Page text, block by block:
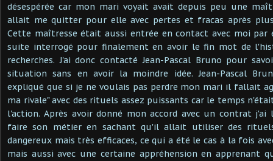
désespérée car mon mari voyait avait depuis peu une
allait me quitter pour elle avec pertes et fracas après
Cette maîtresse était aussi entrée en contact avec moi par
suite interrogé pour finalement en avoir le fin mot de
recherches. J'ai donc contacté Jean-Pascal Bruno pour
situation sans en avoir la moindre idée. Jean-Pascal
expliqué que si je ne voulais pas perdre mon mari il fallait
ma rivale" avec des rituels assez puissants car le temps
l'action. Après avoir donné mon accord avec un contrat j'ai
faire son métier en sachant qu'il allait utiliser des
dangereux mais très efficaces, ce qui a été le cas à la fois
mais aussi avec une certaine appréhension en apprenant